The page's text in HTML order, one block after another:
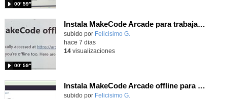
00′ 59″
Instala MakeCode Arcade para trabajar offline en tu tablet, ordenador, Chromebook
Contenido educativo.
subido por Felicisimo G.
00′ 59″
hace 7 dias
14visualizaciones
Instala MakeCode Arcade offline para programar grandes juegos sin necesidad de Internet
Contenido educativo.
subido por Felicisimo G.